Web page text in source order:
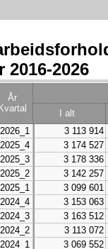
2026
År
Kvartal
I alt
2026_1
3 113 914
2025_4
3 174 527
2025_3
3 178 336
2025_2
3 142 257
2025_1
3 099 601
2024_4
3 153 063
2024_3
3 163 512
2024_2
3 113 072
2024_1
3 069 552